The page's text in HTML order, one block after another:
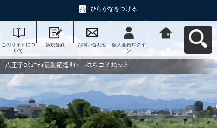
ひらがなをつける
このサイトにつ
いて
新規登録 お問い合わせ
個人会員ログイ
ン
動応援ｻｲﾄ はち
コミねっとへ戻
八王子ｺﾐｭﾆﾃｨ活動応援ｻｲﾄ はちコミねっと